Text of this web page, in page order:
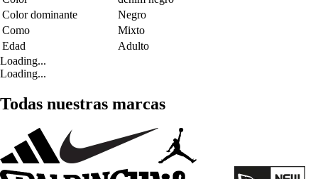
Color dominante
Negro
Como
Mixto
Edad
Adulto
Loading...
Loading...
Todas nuestras marcas